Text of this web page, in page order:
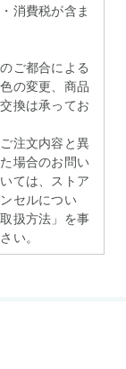
消費税が含ま
ご都合による
の変更、商品
換は承ってお
注文内容と異
場合のお問い
ては、ストア
セルについ
扱方法」を事
い。